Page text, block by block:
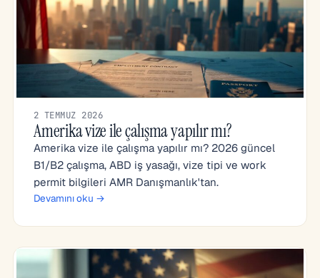
2 TEMMUZ 2026
Amerika vize ile çalışma yapılır mı?
Amerika vize ile çalışma yapılır mı? 2026 güncel
B1/B2 çalışma, ABD iş yasağı, vize tipi ve work
permit bilgileri AMR Danışmanlık'tan.
Devamını oku →